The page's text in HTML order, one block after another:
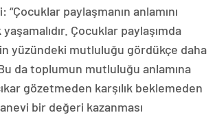
paylaşmanın anlamını
Çocuklar paylaşımda
yüzündeki mutluluğu gördükçe daha
da toplumun mutluluğu anlamına
gözetmeden karşılık beklemeden
bir değeri kazanması